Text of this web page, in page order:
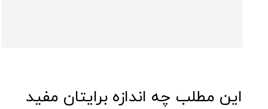
این مطلب چه اندازه برایتان مفید